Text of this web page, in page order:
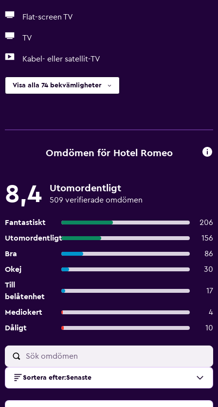
Flat-screen TV
TV
Kabel- eller satellit-TV
Visa alla 74 bekvämligheter
Omdömen för Hotel Romeo
8,4 Utomordentligt
509 verifierade omdömen
Fantastiskt
206
Utomordentligt
156
Bra
86
Okej
30
Till
belåtenhet
17
Mediokert
4
Dåligt
10
Sortera efter:Senaste